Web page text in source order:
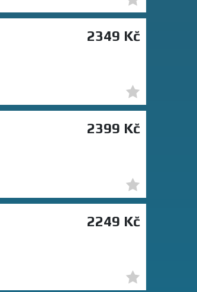
2349 Kč
2399 Kč
2249 Kč